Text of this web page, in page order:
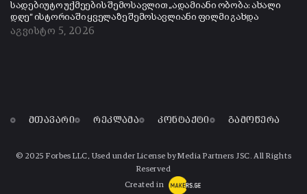
სადებიუტო უქმეების შემოსავლით „ადამიანი ობობა: ახალი
დღე“ ისტორიაში ყველაზე შემოსავლიანი ფილმი გახდა
აგვისტო 5, 2026
მთავარი რეკლამა კონტაქტი გამოწერა
© 2025 Forbes LLC, Used under License by Media Partners JSC. All Rights
Reserved
Created in